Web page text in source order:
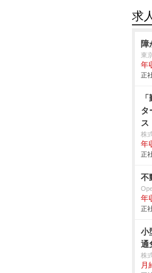
求
障
東
年
正
タ
ス
株
年
正
不
年
正
小
通
株
月